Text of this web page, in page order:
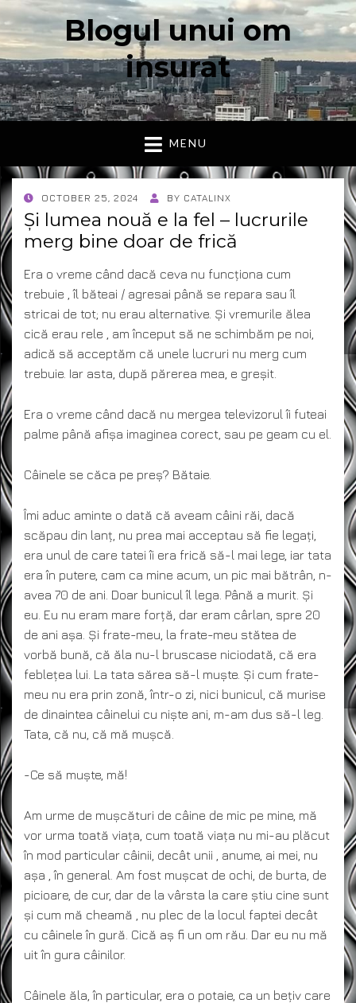
Blogul unui om
insurat
Aici vorbesc io, cu cuvintele mele. Declaratie….
MENU
POSTED
ON
OCTOBER 25, 2024 BY CATALINX
Și lumea nouă e la fel – lucrurile
merg bine doar de frică
Era o vreme când dacă ceva nu funcționa cum
trebuie , îl băteai / agresai până se repara sau îl
stricai de tot; nu erau alternative. Și vremurile ălea
cică erau rele , am început să ne schimbăm pe noi,
adică să acceptăm că unele lucruri nu merg cum
trebuie. Iar asta, după părerea mea, e greșit.
Era o vreme când dacă nu mergea televizorul îi futeai
palme până afișa imaginea corect, sau pe geam cu el.
Câinele se căca pe preș? Bătaie.
Îmi aduc aminte o dată că aveam câini răi, dacă
scăpau din lanț, nu prea mai acceptau să fie legați,
era unul de care tatei îi era frică să-l mai lege, iar tata
era în putere, cam ca mine acum, un pic mai bătrân, n-
avea 70 de ani. Doar bunicul îl lega. Până a murit. Și
eu. Eu nu eram mare forță, dar eram cârlan, spre 20
de ani așa. Și frate-meu, la frate-meu stătea de
vorbă bună, că ăla nu-l bruscase niciodată, că era
feblețea lui. La tata sărea să-l muște. Și cum frate-
meu nu era prin zonă, într-o zi, nici bunicul, că murise
de dinaintea câinelui cu niște ani, m-am dus să-l leg.
Tata, că nu, că mă mușcă.
-Ce să muște, mă!
Am urme de mușcături de câine de mic pe mine, mă
vor urma toată viața, cum toată viața nu mi-au plăcut
în mod particular câinii, decât unii , anume, ai mei, nu
așa , în general. Am fost mușcat de ochi, de burta, de
picioare, de cur, dar de la vârsta la care știu cine sunt
și cum mă cheamă , nu plec de la locul faptei decât
cu câinele în gură. Cică aș fi un om rău. Dar eu nu mă
uit în gura câinilor.
Câinele ăla, în particular, era o potaie, ca un bețiv care